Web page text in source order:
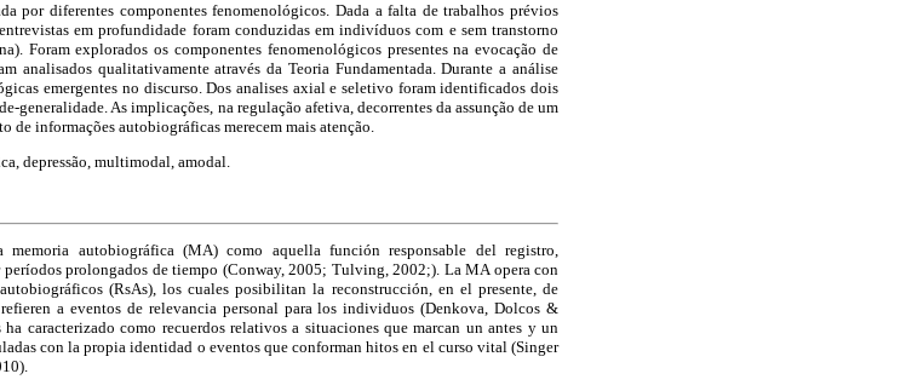
por diferentes componentes fenomenológicos. Dada a falta de trabalhos prévios
em profundidade foram conduzidas em indivíduos com e sem transtorno
Foram explorados os componentes fenomenológicos presentes na evocação de
analisados qualitativamente através da Teoria Fundamentada. Durante a análise
emergentes no discurso. Dos analises axial e seletivo foram identificados dois
As implicações, na regulação afetiva, decorrentes da assunção de um
informações autobiográficas merecem mais atenção.
depressão, multimodal, amodal.
autobiográfica (MA) como aquella función responsable del registro,
prolongados de tiempo (Conway, 2005; Tulving, 2002;). La MA opera con
(RsAs), los cuales posibilitan la reconstrucción, en el presente, de
a eventos de relevancia personal para los individuos (Denkova, Dolcos &
caracterizado como recuerdos relativos a situaciones que marcan un antes y un
con la propia identidad o eventos que conforman hitos en el curso vital (Singer